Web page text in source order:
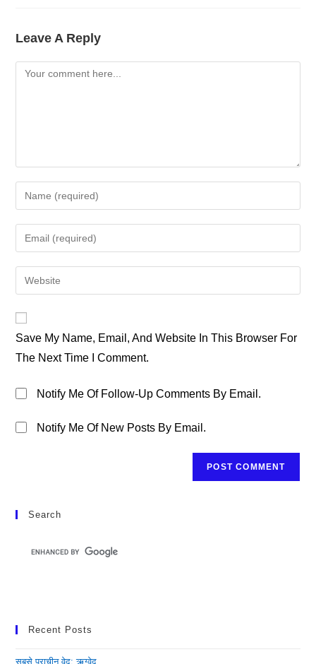
Leave A Reply
Comment
Your
Name
Or
To
Comment
Your
Email
Address
Your
URL
(optional)
Save My Name, Email, And Website In This Browser For
The Next Time I Comment.
Notify Me Of Follow-Up Comments By Email.
Notify Me Of New Posts By Email.
Search
Recent Posts
सबसे प्राचीन वेद: ऋग्वेद